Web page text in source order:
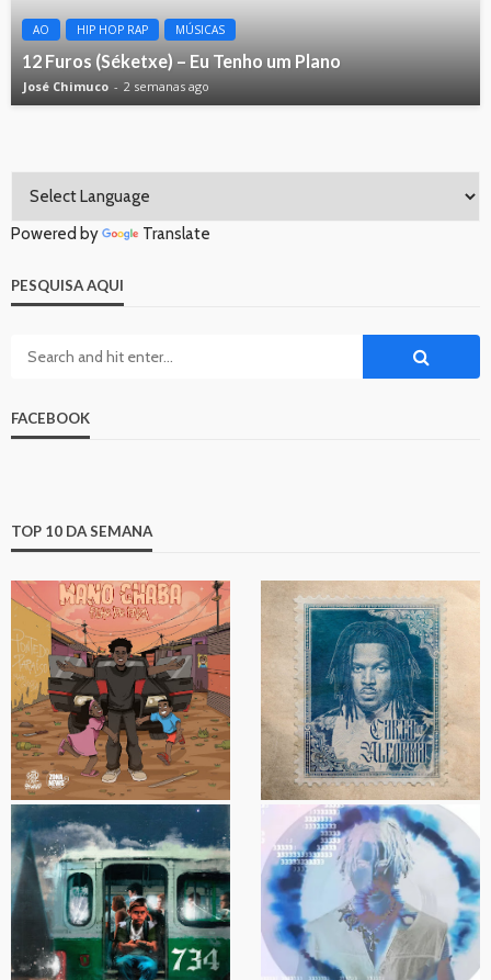
AO HIP HOP RAP MÚSICAS
12 Furos (Séketxe) – Eu Tenho um Plano
José Chimuco 2 semanas ago
Powered by Translate
PESQUISA AQUI
FACEBOOK
TOP 10 DA SEMANA